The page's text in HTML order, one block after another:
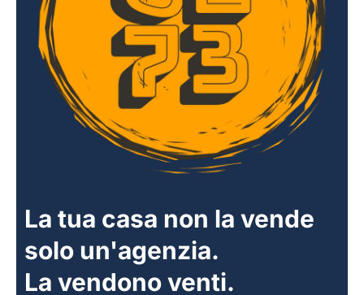
La tua casa non la vende
solo un'agenzia.
La vendono venti.